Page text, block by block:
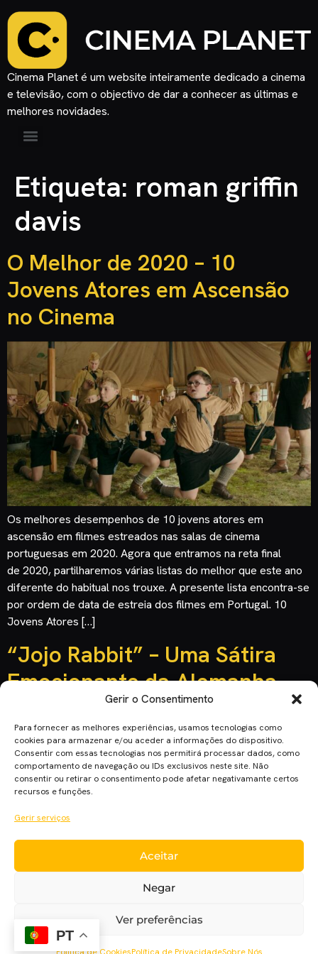
Gerir o Consentimento
Para fornecer as melhores experiências, usamos tecnologias como
cookies para armazenar e/ou aceder a informações do dispositivo.
Consentir com essas tecnologias nos permitirá processar dados, como
comportamento de navegação ou IDs exclusivos neste site. Não
consentir ou retirar o consentimento pode afetar negativamante certos
recursos e funções.
Gerir serviços
Aceitar
Negar
Ver preferências
Cinema Planet é um website inteiramente dedicado a cinema
e televisão, com o objectivo de dar a conhecer as últimas e
melhores novidades.
Etiqueta: roman griffin
davis
O Melhor de 2020 – 10
Jovens Atores em Ascensão
no Cinema
Os melhores desempenhos de 10 jovens atores em
ascensão em filmes estreados nas salas de cinema
portuguesas em 2020. Agora que entramos na reta final
de 2020, partilharemos várias listas do melhor que este ano
diferente do habitual nos trouxe. A presente lista encontra-se
por ordem de data de estreia dos filmes em Portugal. 10
Jovens Atores […]
“Jojo Rabbit” – Uma Sátira
Emocionante da Alemanha
“Jojo Rabbit” é protagonizado por Roman Griffin Davis na
pele de um rapaz de dez anos que tem como melhor amigo
PT